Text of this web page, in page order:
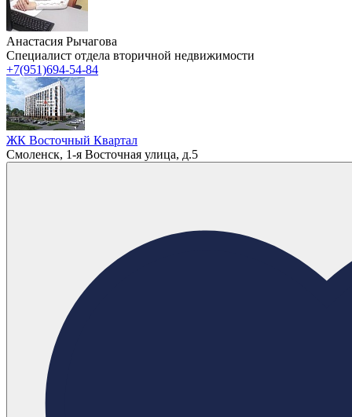
Анастасия Рычагова
Специалист отдела вторичной недвижимости
+7(951)694-54-84
ЖК Восточный Квартал
Смоленск, 1-я Восточная улица, д.5